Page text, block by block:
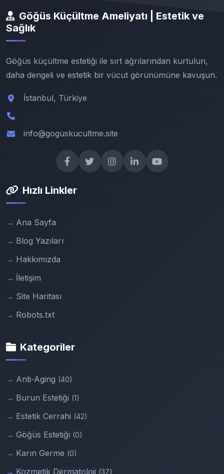
Göğüs Küçültme Ameliyatı | Estetik ve
Sağlık
Göğüs küçültme estetiği ile sırt ağrılarından kurtulun,
daha dengeli ve estetik bir vücut görünümüne kavuşun.
İstanbul, Türkiye
info@goguskucultme.site
Hızlı Linkler
Ana Sayfa
Blog Yazıları
Hakkımızda
İletişim
Site Haritası
Robots.txt
Kategoriler
Anti-Aging (40)
Burun Estetiği (1)
Estetik Cerrahi (42)
Göğüs Estetiği (0)
Karın Germe (0)
Kozmetik Dermatoloji (37)